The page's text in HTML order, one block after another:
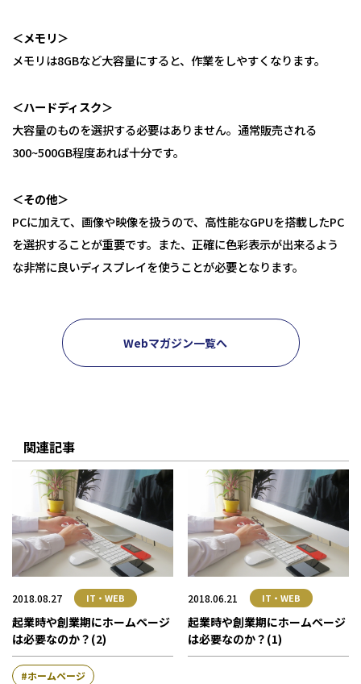
＜メモリ＞
メモリは8GBなど大容量にすると、作業をしやすくなります。
＜ハードディスク＞
大容量のものを選択する必要はありません。通常販売される
300~500GB程度あれば十分です。
＜その他＞
PCに加えて、画像や映像を扱うので、高性能なGPUを搭載したPC
を選択することが重要です。また、正確に色彩表示が出来るよう
な非常に良いディスプレイを使うことが必要となります。
Webマガジン一覧へ
関連記事
2018.08.27 IT・WEB
起業時や創業期にホームページ
は必要なのか？(2)
ホームページ
2018.06.21 IT・WEB
起業時や創業期にホームページ
は必要なのか？(1)